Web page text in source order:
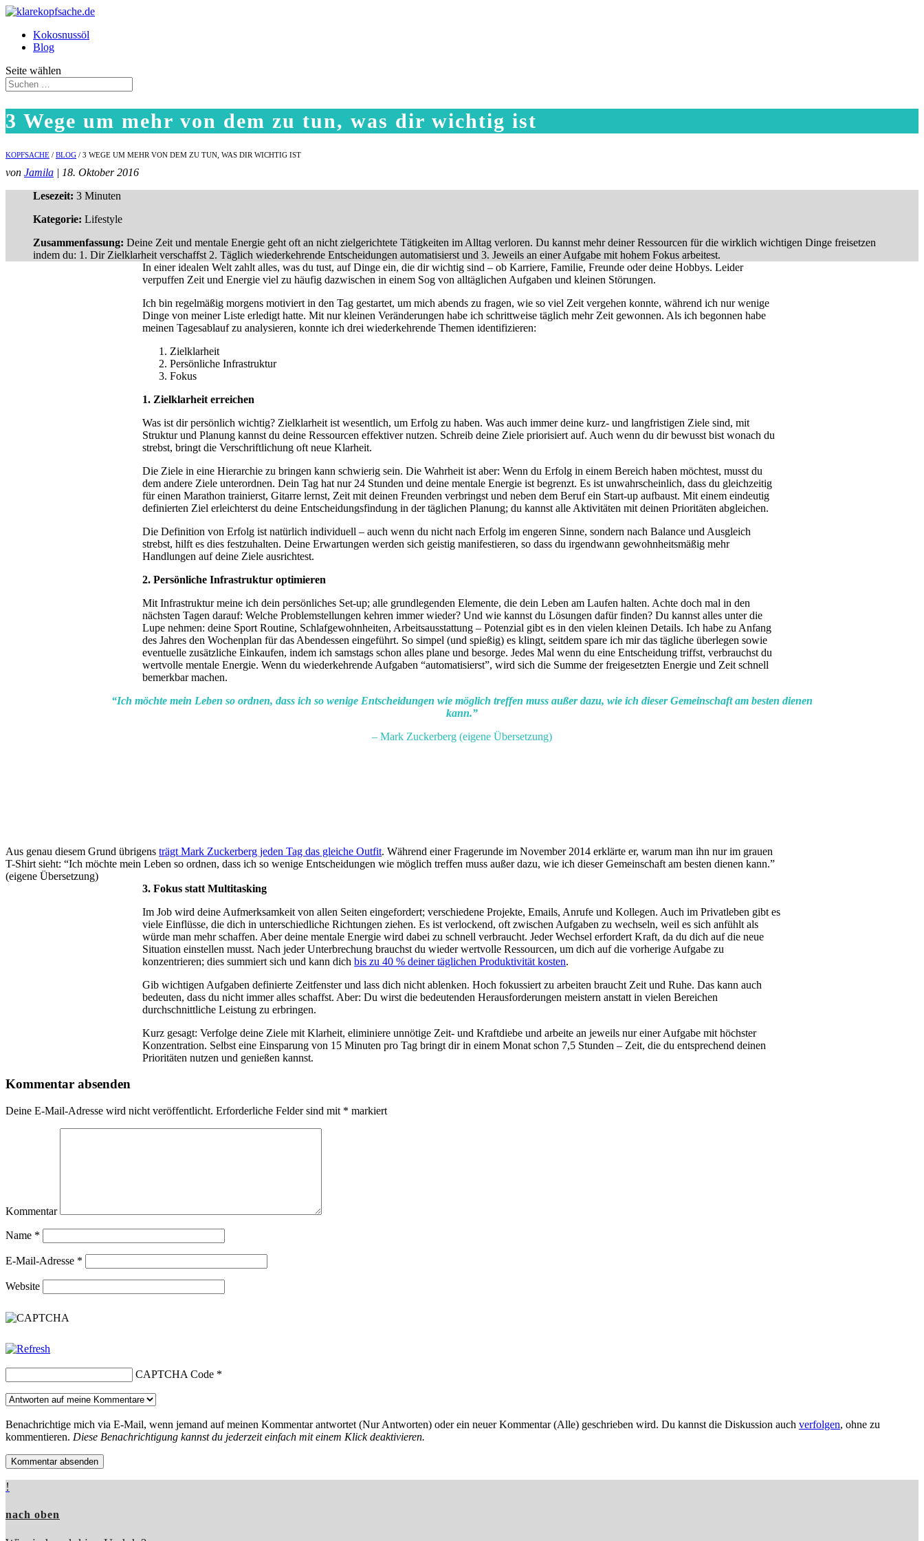
Kokosnussöl
Blog
Seite wählen
3 Wege um mehr von dem zu tun, was dir wichtig ist
KOPFSACHE / BLOG / 3 WEGE UM MEHR VON DEM ZU TUN, WAS DIR WICHTIG IST
von Jamila | 18. Oktober 2016
Lesezeit: 3 Minuten
Kategorie: Lifestyle
Zusammenfassung: Deine Zeit und mentale Energie geht oft an nicht zielgerichtete Tätigkeiten im Alltag verloren. Du kannst mehr deiner Ressourcen für die wirklich wichtigen Dinge freisetzen
indem du: 1. Dir Zielklarheit verschaffst 2. Täglich wiederkehrende Entscheidungen automatisierst und 3. Jeweils an einer Aufgabe mit hohem Fokus arbeitest.
In einer idealen Welt zahlt alles, was du tust, auf Dinge ein, die dir wichtig sind – ob Karriere, Familie, Freunde oder deine Hobbys. Leider
verpuffen Zeit und Energie viel zu häufig dazwischen in einem Sog von alltäglichen Aufgaben und kleinen Störungen.
Ich bin regelmäßig morgens motiviert in den Tag gestartet, um mich abends zu fragen, wie so viel Zeit vergehen konnte, während ich nur wenige
Dinge von meiner Liste erledigt hatte. Mit nur kleinen Veränderungen habe ich schrittweise täglich mehr Zeit gewonnen. Als ich begonnen habe
meinen Tagesablauf zu analysieren, konnte ich drei wiederkehrende Themen identifizieren:
Zielklarheit
Persönliche Infrastruktur
Fokus
1. Zielklarheit erreichen
Was ist dir persönlich wichtig? Zielklarheit ist wesentlich, um Erfolg zu haben. Was auch immer deine kurz- und langfristigen Ziele sind, mit
Struktur und Planung kannst du deine Ressourcen effektiver nutzen. Schreib deine Ziele priorisiert auf. Auch wenn du dir bewusst bist wonach du
strebst, bringt die Verschriftlichung oft neue Klarheit.
Die Ziele in eine Hierarchie zu bringen kann schwierig sein. Die Wahrheit ist aber: Wenn du Erfolg in einem Bereich haben möchtest, musst du
dem andere Ziele unterordnen. Dein Tag hat nur 24 Stunden und deine mentale Energie ist begrenzt. Es ist unwahrscheinlich, dass du gleichzeitig
für einen Marathon trainierst, Gitarre lernst, Zeit mit deinen Freunden verbringst und neben dem Beruf ein Start-up aufbaust. Mit einem eindeutig
definierten Ziel erleichterst du deine Entscheidungsfindung in der täglichen Planung; du kannst alle Aktivitäten mit deinen Prioritäten abgleichen.
Die Definition von Erfolg ist natürlich individuell – auch wenn du nicht nach Erfolg im engeren Sinne, sondern nach Balance und Ausgleich
strebst, hilft es dies festzuhalten. Deine Erwartungen werden sich geistig manifestieren, so dass du irgendwann gewohnheitsmäßig mehr
Handlungen auf deine Ziele ausrichtest.
2. Persönliche Infrastruktur optimieren
Mit Infrastruktur meine ich dein persönliches Set-up; alle grundlegenden Elemente, die dein Leben am Laufen halten. Achte doch mal in den
nächsten Tagen darauf: Welche Problemstellungen kehren immer wieder? Und wie kannst du Lösungen dafür finden? Du kannst alles unter die
Lupe nehmen: deine Sport Routine, Schlafgewohnheiten, Arbeitsausstattung – Potenzial gibt es in den vielen kleinen Details. Ich habe zu Anfang
des Jahres den Wochenplan für das Abendessen eingeführt. So simpel (und spießig) es klingt, seitdem spare ich mir das tägliche überlegen sowie
eventuelle zusätzliche Einkaufen, indem ich samstags schon alles plane und besorge. Jedes Mal wenn du eine Entscheidung triffst, verbrauchst du
wertvolle mentale Energie. Wenn du wiederkehrende Aufgaben “automatisierst”, wird sich die Summe der freigesetzten Energie und Zeit schnell
bemerkbar machen.
“Ich möchte mein Leben so ordnen, dass ich so wenige Entscheidungen wie möglich treffen muss außer dazu, wie ich dieser Gemeinschaft am besten dienen
kann.”
– Mark Zuckerberg (eigene Übersetzung)
Aus genau diesem Grund übrigens trägt Mark Zuckerberg jeden Tag das gleiche Outfit. Während einer Fragerunde im November 2014 erklärte er, warum man ihn nur im grauen
T-Shirt sieht: “Ich möchte mein Leben so ordnen, dass ich so wenige Entscheidungen wie möglich treffen muss außer dazu, wie ich dieser Gemeinschaft am besten dienen kann.”
(eigene Übersetzung)
3. Fokus statt Multitasking
Im Job wird deine Aufmerksamkeit von allen Seiten eingefordert; verschiedene Projekte, Emails, Anrufe und Kollegen. Auch im Privatleben gibt es
viele Einflüsse, die dich in unterschiedliche Richtungen ziehen. Es ist verlockend, oft zwischen Aufgaben zu wechseln, weil es sich anfühlt als
würde man mehr schaffen. Aber deine mentale Energie wird dabei zu schnell verbraucht. Jeder Wechsel erfordert Kraft, da du dich auf die neue
Situation einstellen musst. Nach jeder Unterbrechung brauchst du wieder wertvolle Ressourcen, um dich auf die vorherige Aufgabe zu
konzentrieren; dies summiert sich und kann dichbis zu 40 % deiner täglichen Produktivität kosten.
Gib wichtigen Aufgaben definierte Zeitfenster und lass dich nicht ablenken. Hoch fokussiert zu arbeiten braucht Zeit und Ruhe. Das kann auch
bedeuten, dass du nicht immer alles schaffst. Aber: Du wirst die bedeutenden Herausforderungen meistern anstatt in vielen Bereichen
durchschnittliche Leistung zu erbringen.
Kurz gesagt: Verfolge deine Ziele mit Klarheit, eliminiere unnötige Zeit- und Kraftdiebe und arbeite an jeweils nur einer Aufgabe mit höchster
Konzentration. Selbst eine Einsparung von 15 Minuten pro Tag bringt dir in einem Monat schon 7,5 Stunden – Zeit, die du entsprechend deinen
Prioritäten nutzen und genießen kannst.
Kommentar absenden
Deine E-Mail-Adresse wird nicht veröffentlicht. Erforderliche Felder sind mit * markiert
Kommentar
Name *
E-Mail-Adresse *
Website
CAPTCHA Code *
Benachrichtige mich via E-Mail, wenn jemand auf meinen Kommentar antwortet (Nur Antworten) oder ein neuer Kommentar (Alle) geschrieben wird. Du kannst die Diskussion auch verfolgen, ohne zu
kommentieren. Diese Benachrichtigung kannst du jederzeit einfach mit einem Klick deaktivieren.
!
nach oben